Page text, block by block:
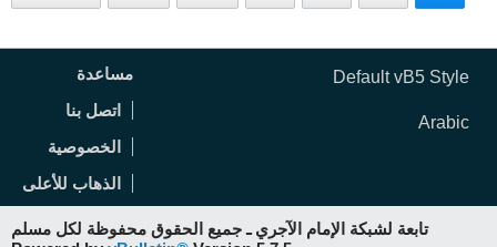
Default vB5 Style
Arabic
مساعدة
اتصل بنا
الخصوصية
الذهاب للأعلى
تابعة لشبكة الإمام الآجري ـ جميع الحقوق محفوظة لكل مسلم